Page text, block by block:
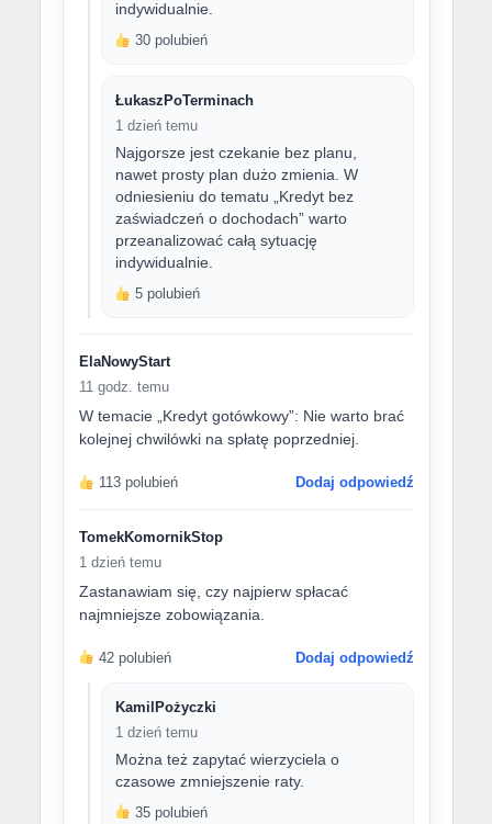
indywidualnie.
30 polubień
ŁukaszPoTerminach
1 dzień temu
Najgorsze jest czekanie bez planu,
nawet prosty plan dużo zmienia. W
odniesieniu do tematu „Kredyt bez
zaświadczeń o dochodach” warto
przeanalizować całą sytuację
indywidualnie.
5 polubień
ElaNowyStart
11 godz. temu
W temacie „Kredyt gotówkowy”: Nie warto brać
kolejnej chwilówki na spłatę poprzedniej.
113 polubień Dodaj odpowiedź
TomekKomornikStop
1 dzień temu
Zastanawiam się, czy najpierw spłacać
najmniejsze zobowiązania.
42 polubień Dodaj odpowiedź
KamilPożyczki
1 dzień temu
Można też zapytać wierzyciela o
czasowe zmniejszenie raty.
35 polubień